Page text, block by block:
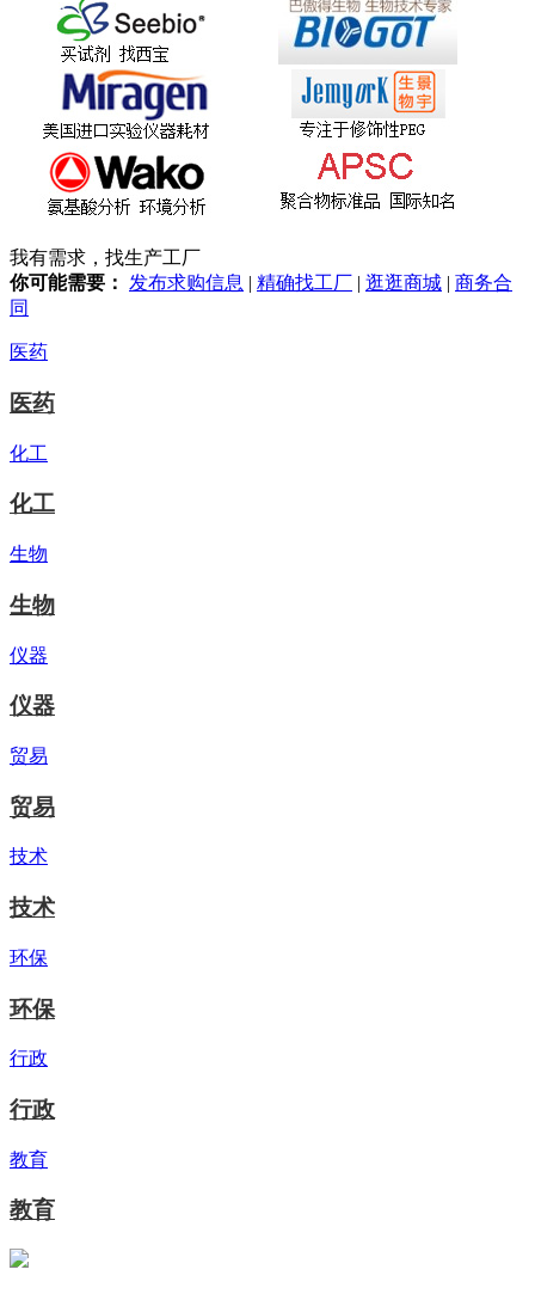
我有需求，找生产工厂
你可能需要：
发布求购信息 | 精确找工厂 | 逛逛商城 | 商务合
同
医药
医药
化工
化工
生物
生物
仪器
仪器
贸易
贸易
技术
技术
环保
环保
行政
行政
教育
教育